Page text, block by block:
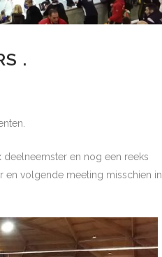
.
en nog een reeks
en volgende meeting misschien in